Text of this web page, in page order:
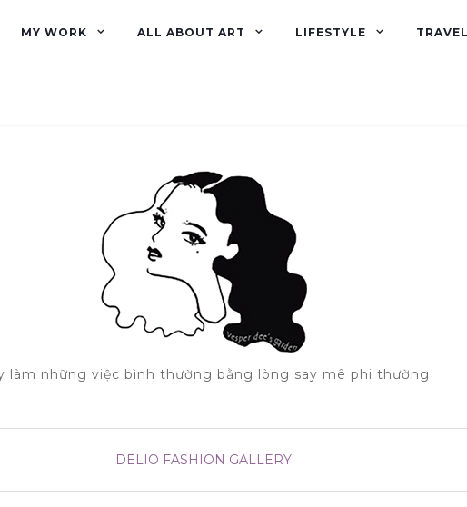
MY WORK ALL ABOUT ART LIFESTYLE TRAVEL
làm những việc bình thường bằng lòng say mê phi thường
DELIO FASHION GALLERY